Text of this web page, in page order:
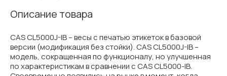
Описание товара
CAS CL5000J-IB – весы с печатью этикеток в базовой
версии (модификация без стойки). CAS CL5000J-IB –
модель, сокращенная по функционалу, но улучшенная
по характеристикам в сравнении с CAS CL5000-IB.